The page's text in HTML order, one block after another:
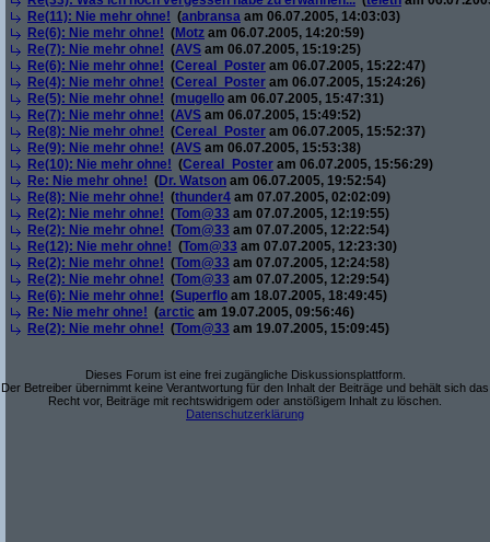
Re(11): Nie mehr ohne! (anbransa am 06.07.2005, 14:03:03)
Re(6): Nie mehr ohne! (Motz am 06.07.2005, 14:20:59)
Re(7): Nie mehr ohne! (AVS am 06.07.2005, 15:19:25)
Re(6): Nie mehr ohne! (Cereal_Poster am 06.07.2005, 15:22:47)
Re(4): Nie mehr ohne! (Cereal_Poster am 06.07.2005, 15:24:26)
Re(5): Nie mehr ohne! (mugello am 06.07.2005, 15:47:31)
Re(7): Nie mehr ohne! (AVS am 06.07.2005, 15:49:52)
Re(8): Nie mehr ohne! (Cereal_Poster am 06.07.2005, 15:52:37)
Re(9): Nie mehr ohne! (AVS am 06.07.2005, 15:53:38)
Re(10): Nie mehr ohne! (Cereal_Poster am 06.07.2005, 15:56:29)
Re: Nie mehr ohne! (Dr. Watson am 06.07.2005, 19:52:54)
Re(8): Nie mehr ohne! (thunder4 am 07.07.2005, 02:02:09)
Re(2): Nie mehr ohne! (Tom@33 am 07.07.2005, 12:19:55)
Re(2): Nie mehr ohne! (Tom@33 am 07.07.2005, 12:22:54)
Re(12): Nie mehr ohne! (Tom@33 am 07.07.2005, 12:23:30)
Re(2): Nie mehr ohne! (Tom@33 am 07.07.2005, 12:24:58)
Re(2): Nie mehr ohne! (Tom@33 am 07.07.2005, 12:29:54)
Re(6): Nie mehr ohne! (Superflo am 18.07.2005, 18:49:45)
Re: Nie mehr ohne! (arctic am 19.07.2005, 09:56:46)
Re(2): Nie mehr ohne! (Tom@33 am 19.07.2005, 15:09:45)
Dieses Forum ist eine frei zugängliche Diskussionsplattform.
Der Betreiber übernimmt keine Verantwortung für den Inhalt der Beiträge und behält sich das
Recht vor, Beiträge mit rechtswidrigem oder anstößigem Inhalt zu löschen.
Datenschutzerklärung